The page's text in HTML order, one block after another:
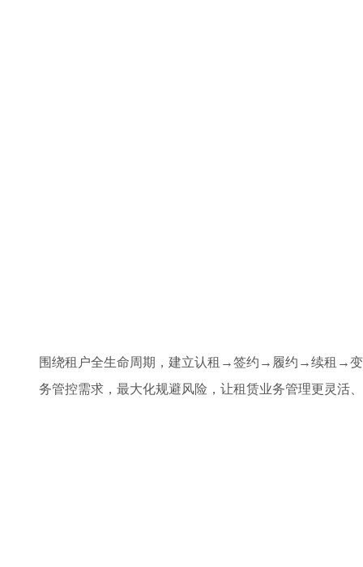
围绕租户全生命周期，建立认租→签约→履约→续租→变
务管控需求，最大化规避风险，让租赁业务管理更灵活